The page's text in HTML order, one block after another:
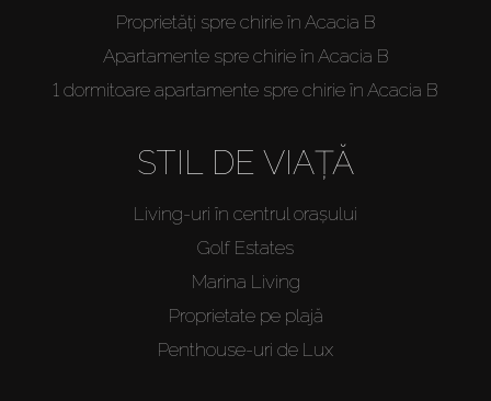
Proprietăți spre chirie în Acacia B
Apartamente spre chirie în Acacia B
1 dormitoare apartamente spre chirie în Acacia B
STIL DE VIAȚĂ
Living-uri în centrul orașului
Golf Estates
Marina Living
Proprietate pe plajă
Penthouse-uri de Lux